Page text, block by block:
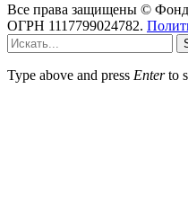
Все права защищены ©
ОГРН 1117799024782.
Type above and press Enterto